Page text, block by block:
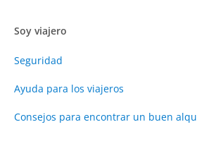
Soy viajero
Seguridad
Ayuda para los viajeros
Consejos para encontrar un buen